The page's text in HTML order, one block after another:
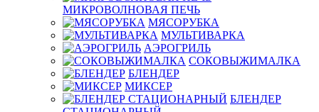
МИКРОВОЛНОВАЯ ПЕЧЬ
МЯСОРУБКА
МУЛЬТИВАРКА
АЭРОГРИЛЬ
СОКОВЫЖИМАЛКА
БЛЕНДЕР
МИКСЕР
БЛЕНДЕР